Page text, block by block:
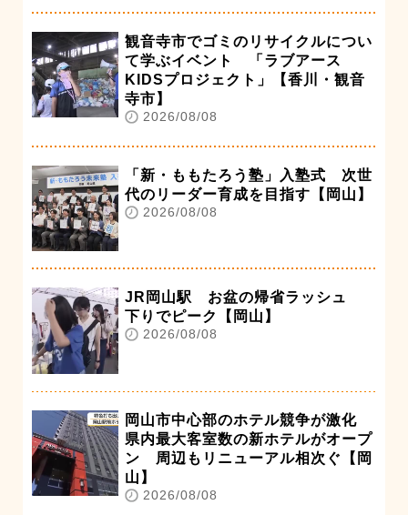
観音寺市でゴミのリサイクルについ
て学ぶイベント 「ラブアース
KIDSプロジェクト」【香川・観音
寺市】
2026/08/08
「新・ももたろう塾」入塾式 次世
代のリーダー育成を目指す【岡山】
2026/08/08
JR岡山駅 お盆の帰省ラッシュ
下りでピーク【岡山】
2026/08/08
岡山市中心部のホテル競争が激化
県内最大客室数の新ホテルがオープ
ン 周辺もリニューアル相次ぐ【岡
山】
2026/08/08